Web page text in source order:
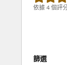
依據 4 個評
篩選